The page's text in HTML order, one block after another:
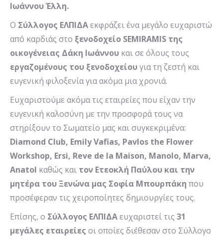
Ιωάννου Έλλη.
O Σύλλογος ΕΛΠΙΔΑεκφράζει ένα μεγάλο ευχαριστώ
από καρδιάς στο ξενοδοχείο SEMIRAMIS της
οικογένειας Δάκη Ιωάννου και σε όλους τους
εργαζομένους του ξενοδοχείουγια τη ζεστή και
ευγενική φιλοξενία για ακόμα μια χρονιά.
Ευχαριστούμε ακόμα τις εταιρείες που είχαν την
ευγενική καλοσύνη με την προσφορά τους να
στηρίξουν το Σωματείο μας και συγκεκριμένα:
Diamond Club, EmilyVafias, Pavlos the Flower
Workshop, Ersi, Reve de la Maison, Manolo, Marva,
Anatol καθώς και τον Ετεοκλή Παύλου και την
μητέρα του Ξενώνα μας Σοφία Μπουρπάκη που
προσέφεραν τις χειροποίητες δημιουργίες τους.
Επίσης, ο Σύλλογος ΕΛΠΙΔΑευχαριστεί τις 31
μεγάλες εταιρείες οι οποίες διέθεσαν στο Σύλλογο